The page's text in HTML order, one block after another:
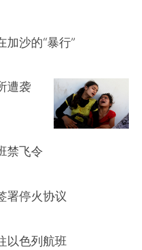
加沙的“暴行”
遭袭
禁飞令
署停火协议
以色列航班